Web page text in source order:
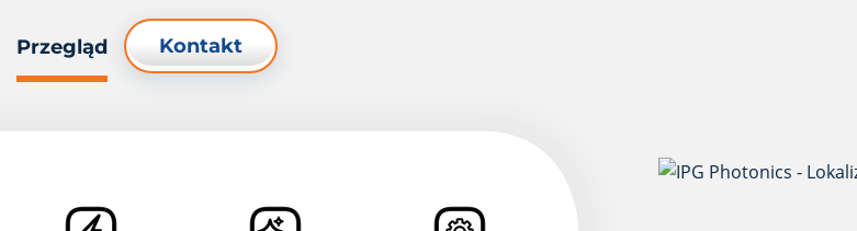
Przegląd Kontakt